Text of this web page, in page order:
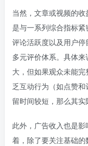
当然，文章或视频的
是与一系列综合指标紧
评论活跃度以及用户
多元评价体系。具体
大，但如果观众未能
乏互动行为（如点赞
留时间较短，那么其实
此外，广告收入也是
着，除了要关注基础